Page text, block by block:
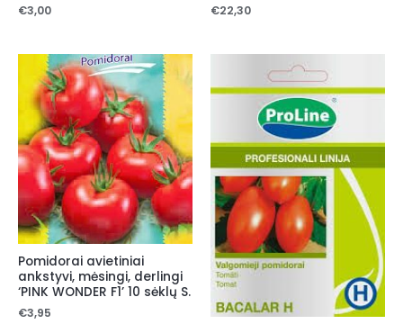
€3,00 €22,30
Pomidorai avietiniai
ankstyvi, mėsingi, derlingi
‘PINK WONDER F1’ 10 sėklų S.
€3,95